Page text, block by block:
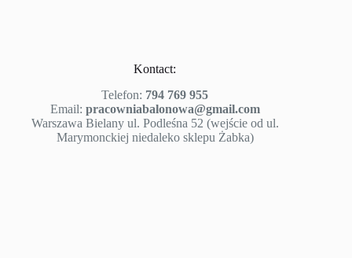
Kontact:
Telefon: 794 769 955
Email: pracowniabalonowa@gmail.com
Warszawa Bielany ul. Podleśna 52 (wejście od ul.
Marymonckiej niedaleko sklepu Żabka)